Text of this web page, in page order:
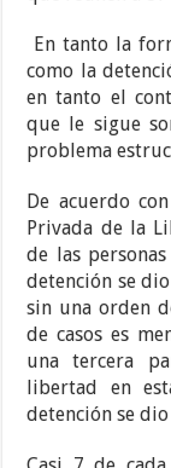
En tanto la
como la
en tanto el
que le sigue
problema
De acuerdo
Privada de la
de las
detención se
sin una orden
de casos es
una tercera
libertad en
detención se